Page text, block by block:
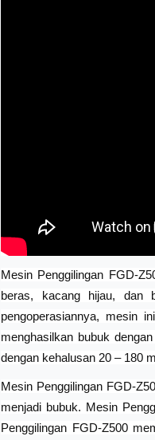
Mesin Penggilingan FGD-
beras, kacang hijau, dan
pengoperasiannya, mesin
menghasilkan bubuk
dengan kehalusan 20 – 180
Mesin Penggilingan FGD-
menjadi bubuk. Mesin
Penggilingan FGD-Z500